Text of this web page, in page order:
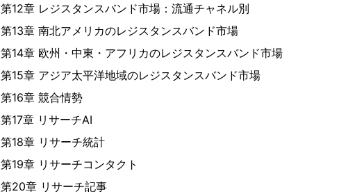
第12章 レジスタンスバンド市場：流通チャネル別
第13章 南北アメリカのレジスタンスバンド市場
第14章 欧州・中東・アフリカのレジスタンスバンド市場
第15章 アジア太平洋地域のレジスタンスバンド市場
第16章 競合情勢
第17章 リサーチAI
第18章 リサーチ統計
第19章 リサーチコンタクト
第20章 リサーチ記事